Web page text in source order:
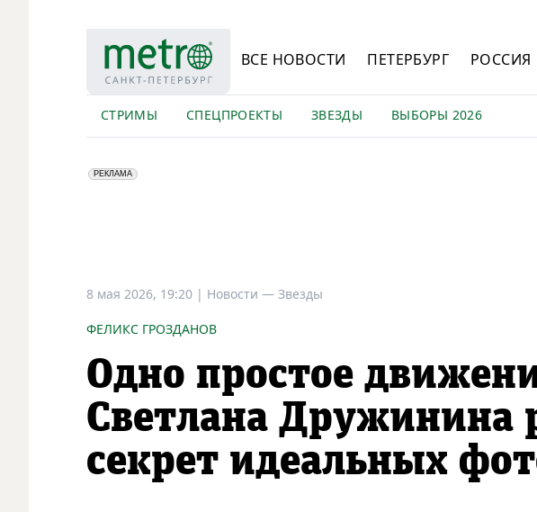
ВСЕ НОВОСТИ ПЕТЕРБУРГ РОССИЯ
СТРИМЫ СПЕЦПРОЕКТЫ ЗВЕЗДЫ ВЫБОРЫ 2026
erid: LdtCK5Efv
РЕКЛАМА
АО "ГАТР", ИНН: 7841320717
8 мая 2026, 19:20 | Новости — Звезды
ФЕЛИКС ГРОЗДАНОВ
Одно простое
Светлана Дружинина
секрет идеальных